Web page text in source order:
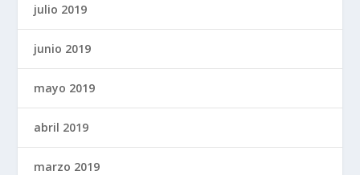
julio 2019
junio 2019
mayo 2019
abril 2019
marzo 2019